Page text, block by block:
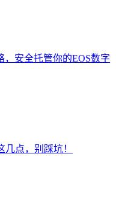
，安全托管你的EOS数字
几点，别踩坑！